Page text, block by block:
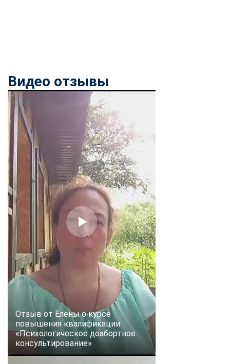
Видео отзывы
Отзыв от Елены о курсе
повышения квалификации
«Психологическое доабортное
консультирование»